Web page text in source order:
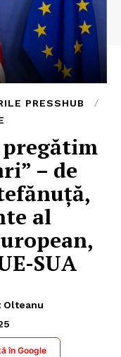
PRESSHUB
pregătim
– de
al
SUA
Olteanu
în Google